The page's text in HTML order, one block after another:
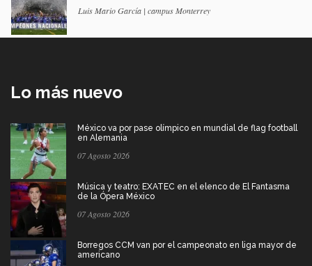
Luis Mario García | campus Monterrey
Lo más nuevo
México va por pase olímpico en mundial de flag football
en Alemania
07 Agosto 2026
Música y teatro: EXATEC en el elenco de El Fantasma
de la Ópera México
07 Agosto 2026
Borregos CCM van por el campeonato en liga mayor de
americano